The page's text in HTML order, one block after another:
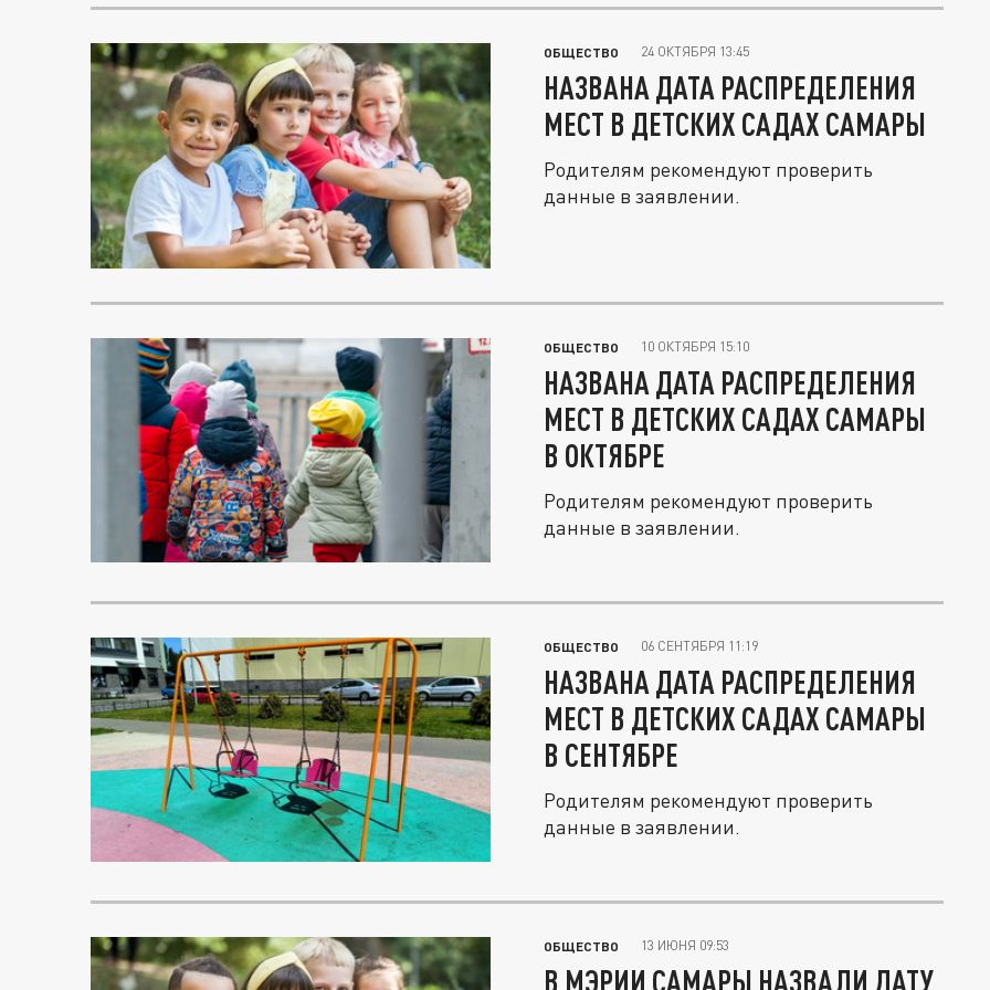
ОБЩЕСТВО 24 ОКТЯБРЯ 13:45
НАЗВАНА ДАТА РАСПРЕДЕЛЕНИЯ
МЕСТ В ДЕТСКИХ САДАХ САМАРЫ
Родителям рекомендуют проверить
данные в заявлении.
ОБЩЕСТВО 10 ОКТЯБРЯ 15:10
НАЗВАНА ДАТА РАСПРЕДЕЛЕНИЯ
МЕСТ В ДЕТСКИХ САДАХ САМАРЫ
В ОКТЯБРЕ
Родителям рекомендуют проверить
данные в заявлении.
ОБЩЕСТВО 06 СЕНТЯБРЯ 11:19
НАЗВАНА ДАТА РАСПРЕДЕЛЕНИЯ
МЕСТ В ДЕТСКИХ САДАХ САМАРЫ
В СЕНТЯБРЕ
Родителям рекомендуют проверить
данные в заявлении.
ОБЩЕСТВО 13 ИЮНЯ 09:53
В МЭРИИ САМАРЫ НАЗВАЛИ ДАТУ